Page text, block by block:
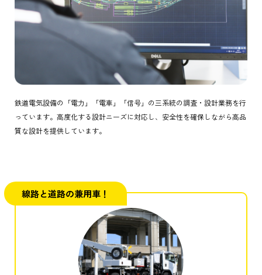
鉄道電気設備の「電力」「電車」「信号」の三系統の調査・設計業務を行
っています。高度化する設計ニーズに対応し、安全性を確保しながら高品
質な設計を提供しています。
線路と道路の兼用車！